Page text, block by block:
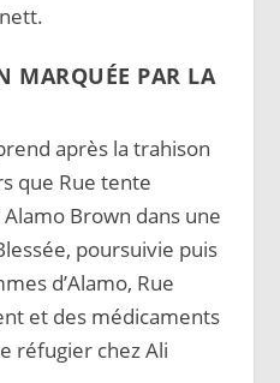
MARQUÉE PAR LA
après la trahison
que Rue tente
Brown dans une
poursuivie puis
d’Alamo, Rue
et des médicaments
réfugier chez Ali